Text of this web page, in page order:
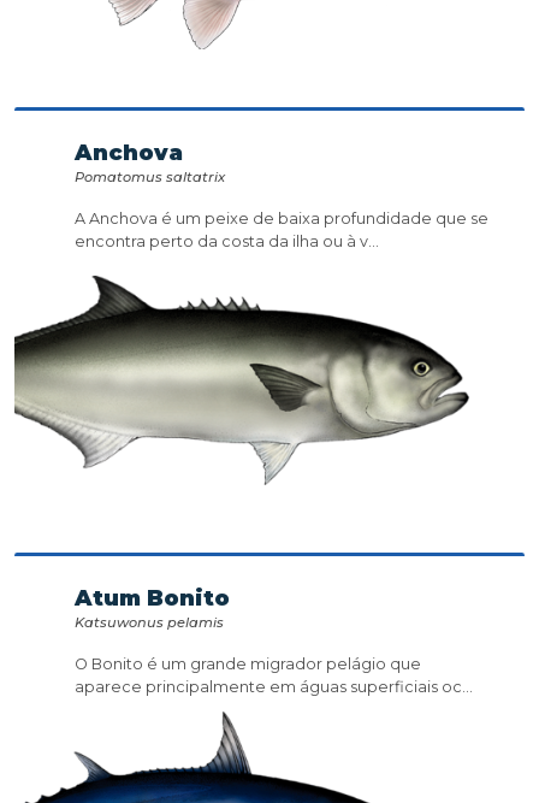
Anchova
Pomatomus saltatrix
A Anchova é um peixe de baixa profundidade que se
encontra perto da costa da ilha ou à v...
Atum Bonito
Katsuwonus pelamis
O Bonito é um grande migrador pelágio que
aparece principalmente em águas superficiais oc...